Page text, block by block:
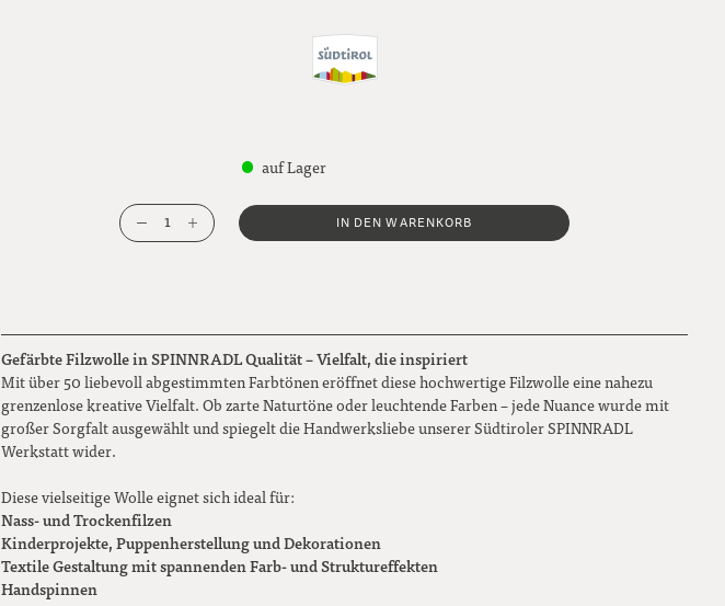
auf Lager
1 IN DEN WARENKORB
Gefärbte Filzwolle in SPINNRADL Qualität – Vielfalt, die inspiriert
Mit über 50 liebevoll abgestimmten Farbtönen eröffnet diese hochwertige Filzwolle eine nahezu
grenzenlose kreative Vielfalt. Ob zarte Naturtöne oder leuchtende Farben – jede Nuance wurde mit
großer Sorgfalt ausgewählt und spiegelt die Handwerksliebe unserer Südtiroler SPINNRADL
Werkstatt wider.
Diese vielseitige Wolle eignet sich ideal für:
Nass- und Trockenfilzen
Kinderprojekte, Puppenherstellung und Dekorationen
Textile Gestaltung mit spannenden Farb- und Struktureffekten
Handspinnen